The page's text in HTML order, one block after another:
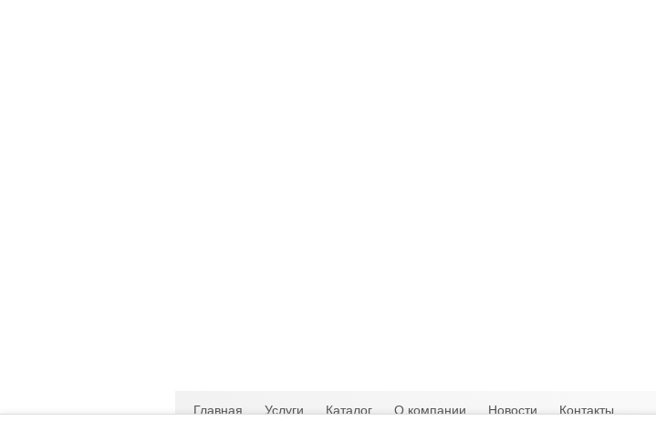
Главная Услуги Каталог О компании Новости Контакты